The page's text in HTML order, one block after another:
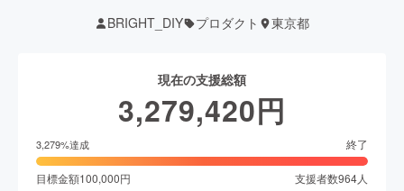
BRIGHT_DIY プロダクト 東京都
現在の支援総額
3,279,420円
3,279%達成 終了
目標金額100,000円 支援者数964人